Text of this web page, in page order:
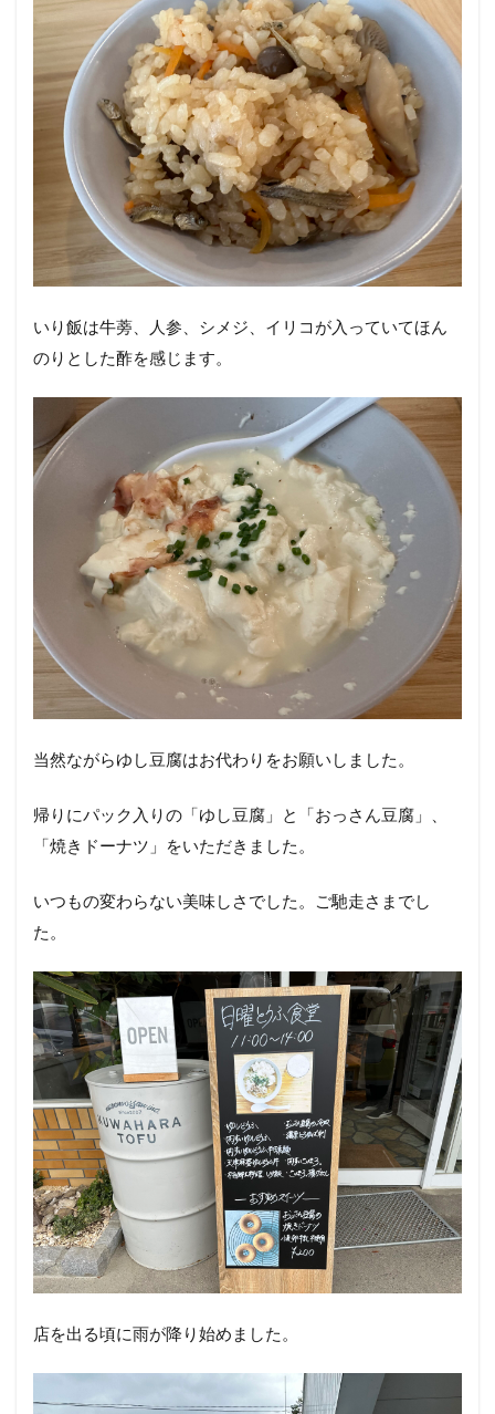
いり飯は牛蒡、人参、シメジ、イリコが入っていてほん
のりとした酢を感じます。
当然ながらゆし豆腐はお代わりをお願いしました。
帰りにパック入りの「ゆし豆腐」と「おっさん豆腐」、
「焼きドーナツ」をいただきました。
いつもの変わらない美味しさでした。ご馳走さまでし
た。
店を出る頃に雨が降り始めました。